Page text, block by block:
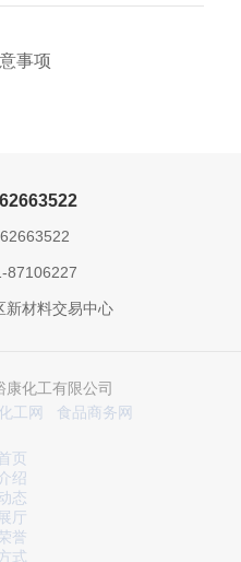
事项
87106227
新材料交易中心
化工有限公司
工网 食品商务网
页
绍
态
厅
誉
式